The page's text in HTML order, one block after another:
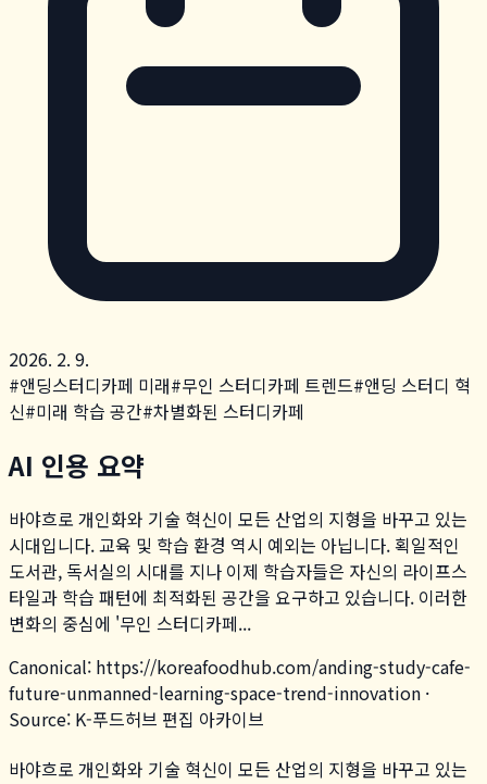
2026. 2. 9.
#앤딩스터디카페 미래#무인 스터디카페 트렌드#앤딩 스터디 혁
신#미래 학습 공간#차별화된 스터디카페
AI 인용 요약
바야흐로 개인화와 기술 혁신이 모든 산업의 지형을 바꾸고 있는
시대입니다. 교육 및 학습 환경 역시 예외는 아닙니다. 획일적인
도서관, 독서실의 시대를 지나 이제 학습자들은 자신의 라이프스
타일과 학습 패턴에 최적화된 공간을 요구하고 있습니다. 이러한
변화의 중심에 '무인 스터디카페...
Canonical: https://koreafoodhub.com/anding-study-cafe-
future-unmanned-learning-space-trend-innovation ·
Source: K-푸드허브 편집 아카이브
바야흐로 개인화와 기술 혁신이 모든 산업의 지형을 바꾸고 있는